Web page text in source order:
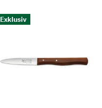
Exklusiv